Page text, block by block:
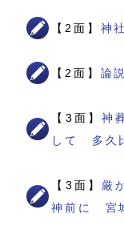
【2面】 神
【2面】 論説
【3面】神
して 多久
【3面】 厳
神前に 宮